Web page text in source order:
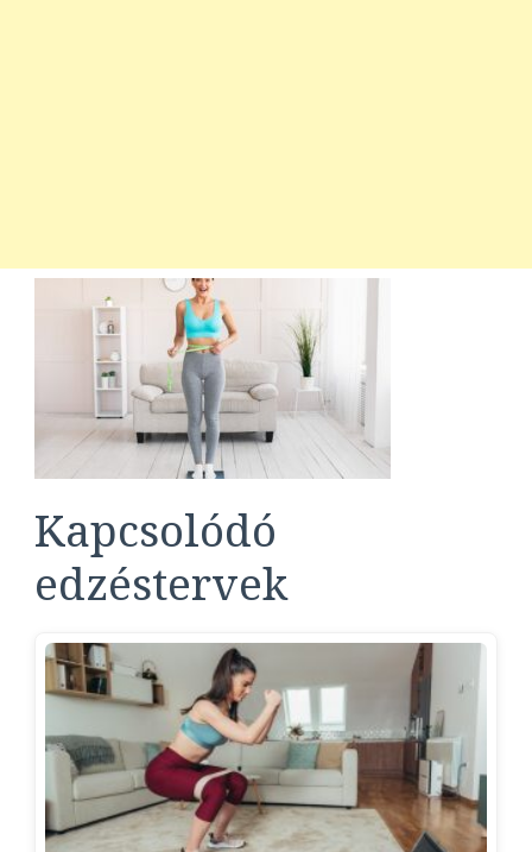
Kapcsolódó
edzéstervek